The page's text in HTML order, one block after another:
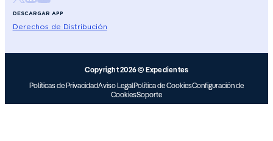
DESCARGAR APP
Derechos de Distribución
Copyright 2026 © Expedientes
Políticas de PrivacidadAviso LegalPolítica de CookiesConfiguración de
CookiesSoporte